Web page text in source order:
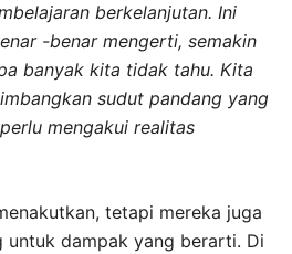
berkelanjutan. Ini
-benar mengerti, semakin
banyak kita tidak tahu. Kita
sudut pandang yang
mengakui realitas
tetapi mereka juga
untuk dampak yang berarti. Di